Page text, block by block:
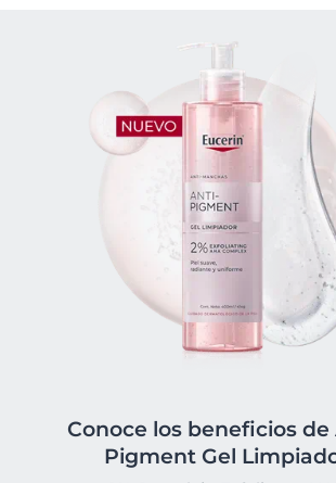
Conoce los beneficios
Pigment Gel